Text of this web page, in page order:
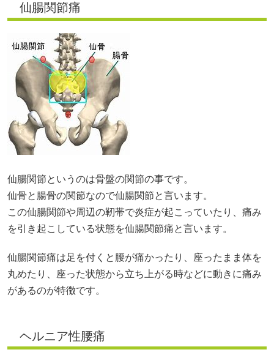
仙腸関節痛
仙腸関節というのは骨盤の関節の事です。
仙骨と腸骨の関節なので仙腸関節と言います。
この仙腸関節や周辺の靭帯で炎症が起こっていたり、痛み
を引き起こしている状態を仙腸関節痛と言います。
仙腸関節痛は足を付くと腰が痛かったり、座ったまま体を
丸めたり、座った状態から立ち上がる時などに動きに痛み
があるのが特徴です。
ヘルニア性腰痛